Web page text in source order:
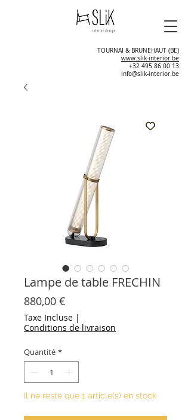
TOURNAI & BRUNEHAUT (BE)
www.slik-interior.be
+32 495 86 00 13
info@slik-interior.be
Lampe de table FRECHIN
880,00 €
Taxe Incluse |
Conditions de livraison
Quantité *
Il ne reste que 1 article(s) en stock